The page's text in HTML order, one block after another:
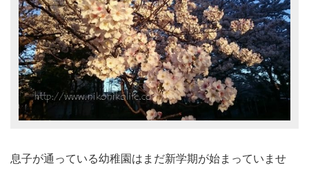
息子が通っている幼稚園はまだ新学期が始まっていませ